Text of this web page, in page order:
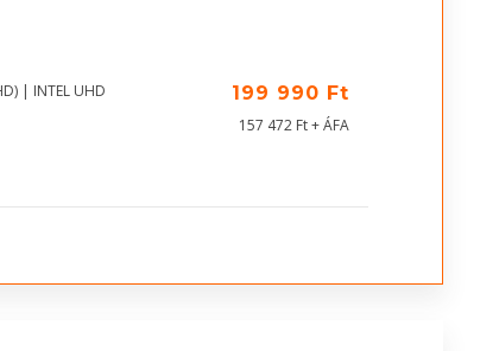
| INTEL UHD
199 990 Ft
157 472 Ft + ÁFA